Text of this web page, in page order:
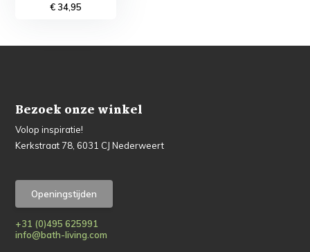
€ 34,95
Bezoek onze winkel
Volop inspiratie!
Kerkstraat 78, 6031 CJ Nederweert
Openingstijden
+31 (0)495 625991
info@bath-living.com